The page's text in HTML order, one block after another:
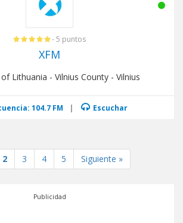
- 5 puntos
XFM
Lithuania - Vilnius County - Vilnius
104.7 FM | Escuchar
2 3 4 5 Siguiente »
Publicidad